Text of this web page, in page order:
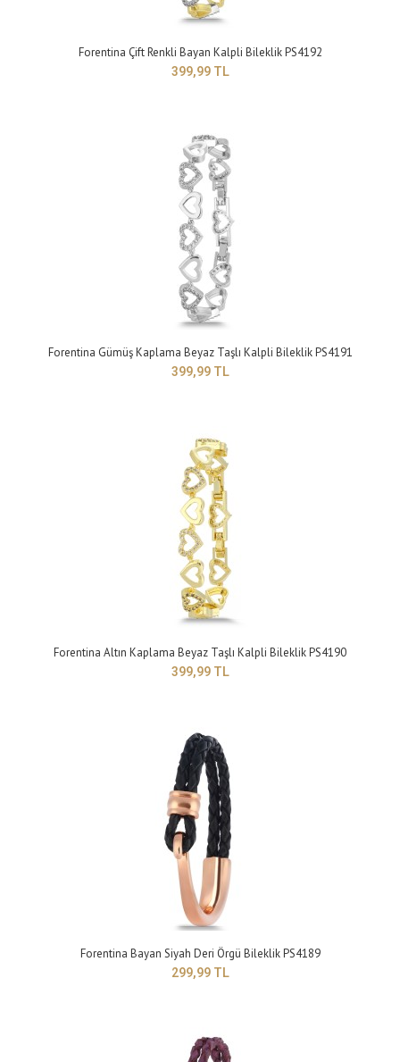
Forentina Gümüş Rengi Yılan Zincirli Mineli Kalp Bileklik PS4194
Yapısı: BijuteriMaden Rengi: griTaş Rengi: beyazTakı setleri, birçok kadının
giyim tarzını tamamlaya..
Forentina Gold Renk Yılan Zincirli Mineli Kalp Bileklik PS4193
299,99 TL
Yapısı: BijuteriMaden Rengi: sarıTaş Rengi: beyazTakı setleri, birçok kadının
Forentina Çift Renkli Bayan Kalpli Bileklik PS4192
Forentina Çift Renkli Bayan Kalpli Bileklik PS4192
399,99 TL
Forentina Gümüş Kaplama Beyaz Taşlı Kalpli Bileklik PS4191
399,99 TL
Forentina Altın Kaplama Beyaz Taşlı Kalpli Bileklik PS4190
399,99 TL
Forentina Bayan Siyah Deri Örgü Bileklik PS4189
299,99 TL